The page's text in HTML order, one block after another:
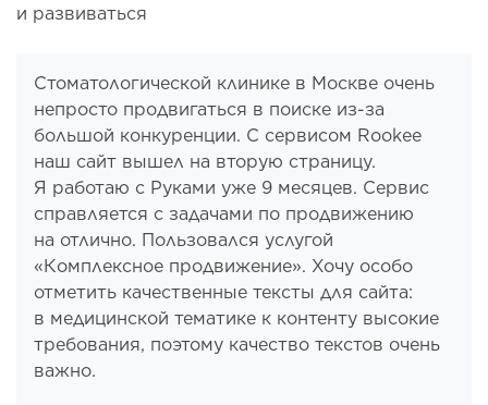
и развиваться
Стоматологической клинике в Москве очень
непросто продвигаться в поиске из-за
большой конкуренции. С сервисом Rookee
наш сайт вышел на вторую страницу.
Я работаю с Руками уже 9 месяцев. Сервис
справляется с задачами по продвижению
на отлично. Пользовался услугой
«Комплексное продвижение». Хочу особо
отметить качественные тексты для сайта:
в медицинской тематике к контенту высокие
требования, поэтому качество текстов очень
важно.